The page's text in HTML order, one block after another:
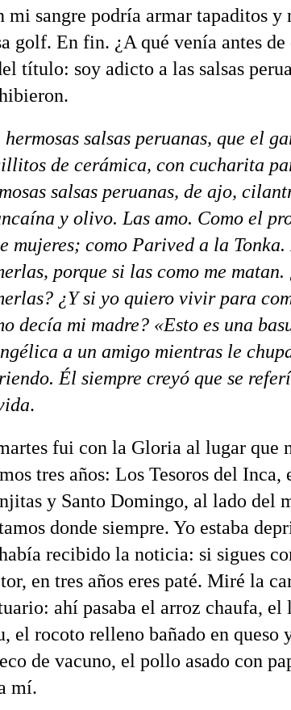
mi sangre podría armar tapaditos y
golf. En fin. ¿A qué venía antes
título: soy adicto a las salsas
hermosas salsas peruanas, que el
de cerámica, con cucharita
salsas peruanas, de ajo,
y olivo. Las amo. Como el
mujeres; como Parived a la Tonka.
porque si las como me
¿Y si yo quiero vivir para
decía mi madre? «Esto es una
a un amigo mientras le
Él siempre creyó que se
.
fui con la Gloria al lugar que
tres años: Los Tesoros del Inca,
y Santo Domingo, al lado del
donde siempre. Yo estaba
recibido la noticia: si sigues
en tres años eres paté. Miré la
ahí pasaba el arroz chaufa, el
el rocoto relleno bañado en
de vacuno, el pollo asado con
mí.